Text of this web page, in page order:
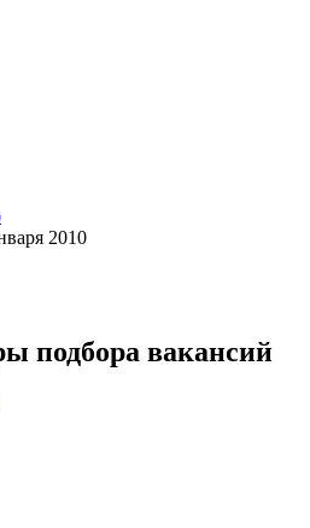
2010
подбора вакансий